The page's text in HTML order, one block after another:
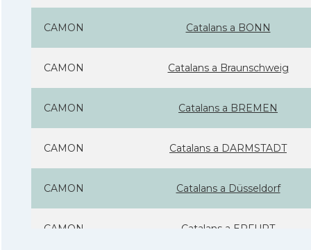
CAMON Catalans a BONN
CAMON Catalans a Braunschweig
CAMON Catalans a BREMEN
CAMON Catalans a DARMSTADT
CAMON Catalans a Düsseldorf
CAMON Catalans a ERFURT